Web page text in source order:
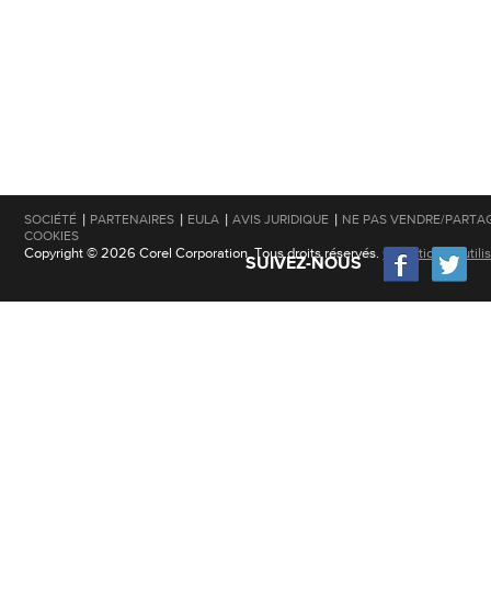
SOCIÉTÉ | PARTENAIRES | EULA | AVIS JURIDIQUE | NE PAS VENDRE/
COOKIES
Copyright © 2026 Corel Corporation. Tous droits réservés.Conditions
SUIVEZ-NOUS